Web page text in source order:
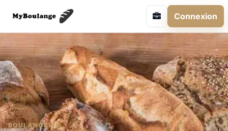
Connexion
BOULANGERIE